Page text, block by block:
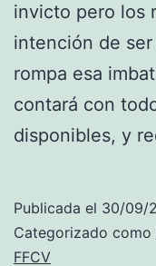
invicto pero los
intención de
rompa esa
contará con
disponibles, y
Publicada el 30/09/
Categorizado como
FFCV